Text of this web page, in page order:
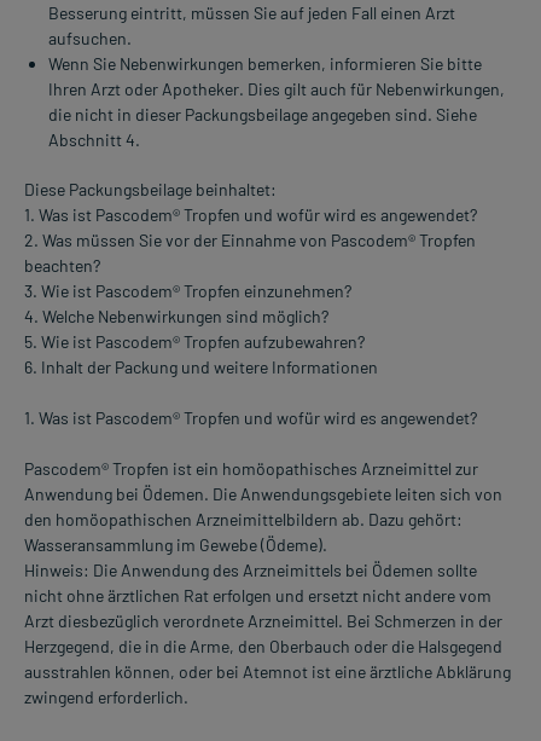
Besserung eintritt, müssen Sie auf jeden Fall einen Arzt
aufsuchen.
Wenn Sie Nebenwirkungen bemerken, informieren Sie bitte
Ihren Arzt oder Apotheker. Dies gilt auch für Nebenwirkungen,
die nicht in dieser Packungsbeilage angegeben sind. Siehe
Abschnitt 4.
Diese Packungsbeilage beinhaltet:
1. Was ist Pascodem® Tropfen und wofür wird es angewendet?
2. Was müssen Sie vor der Einnahme von Pascodem® Tropfen
beachten?
3. Wie ist Pascodem® Tropfen einzunehmen?
4. Welche Nebenwirkungen sind möglich?
5. Wie ist Pascodem® Tropfen aufzubewahren?
6. Inhalt der Packung und weitere Informationen
1. Was ist Pascodem® Tropfen und wofür wird es angewendet?
Pascodem® Tropfen ist ein homöopathisches Arzneimittel zur
Anwendung bei Ödemen. Die Anwendungsgebiete leiten sich von
den homöopathischen Arzneimittelbildern ab. Dazu gehört:
Wasseransammlung im Gewebe (Ödeme).
Hinweis: Die Anwendung des Arzneimittels bei Ödemen sollte
nicht ohne ärztlichen Rat erfolgen und ersetzt nicht andere vom
Arzt diesbezüglich verordnete Arzneimittel. Bei Schmerzen in der
Herzgegend, die in die Arme, den Oberbauch oder die Halsgegend
ausstrahlen können, oder bei Atemnot ist eine ärztliche Abklärung
zwingend erforderlich.